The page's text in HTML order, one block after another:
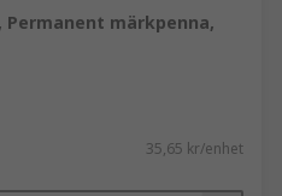
Permanent märkpenna,
35,65 kr/enhet